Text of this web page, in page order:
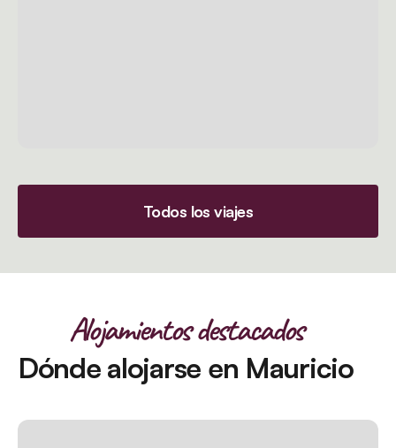
Todos los viajes
Alojamientos destacados
Dónde alojarse en Mauricio